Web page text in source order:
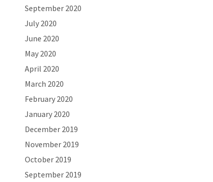
September 2020
July 2020
June 2020
May 2020
April 2020
March 2020
February 2020
January 2020
December 2019
November 2019
October 2019
September 2019